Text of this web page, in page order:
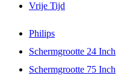
Vrije Tijd
Philips
Schermgrootte 24 Inch
Schermgrootte 75 Inch